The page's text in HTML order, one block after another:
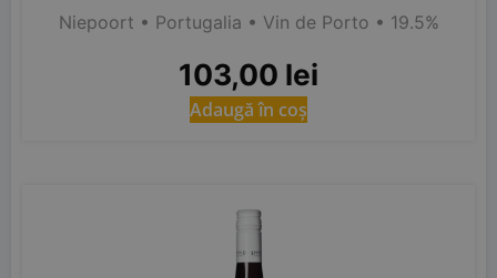
Niepoort • Portugalia • Vin de Porto • 19.5%
103,00 lei
Adaugă în coș